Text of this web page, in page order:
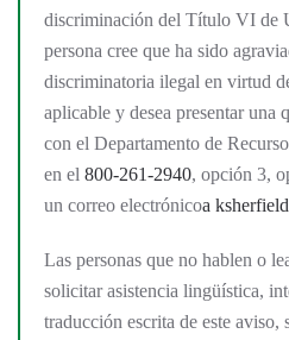
discriminación del Título VI de
persona cree que ha sido
discriminatoria ilegal en virtud
aplicable y desea presentar una
con el Departamento de
en el 800-261-2940, opción 3,
un correo electrónicoa
Las personas que no hablen o
solicitar asistencia lingüística,
traducción escrita de este aviso,